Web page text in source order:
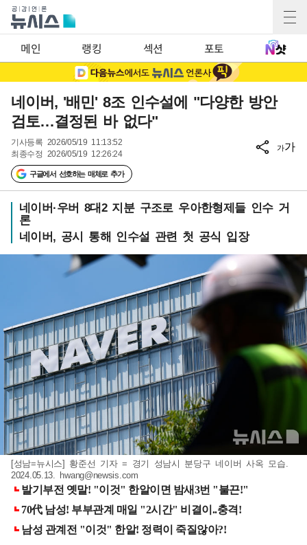
메인 랭킹 섹션 포토
네이버, '배민' 8조 인수설에 "다양한 방안
검토…결정된 바 없다"
기사등록 2026/05/19 11:13:52
최종수정 2026/05/19 12:26:24
구글에서 선호하는 매체로 추가
가가
네이버·우버 8대2 지분 구조로 우아한형제들 인수 거
론
네이버, 공시 통해 인수설 관련 첫 공식 입장
[성남=뉴시스] 황준선 기자 = 경기 성남시 분당구 네이버 사옥 모습.
2024.05.13.
hwang@newsis.com